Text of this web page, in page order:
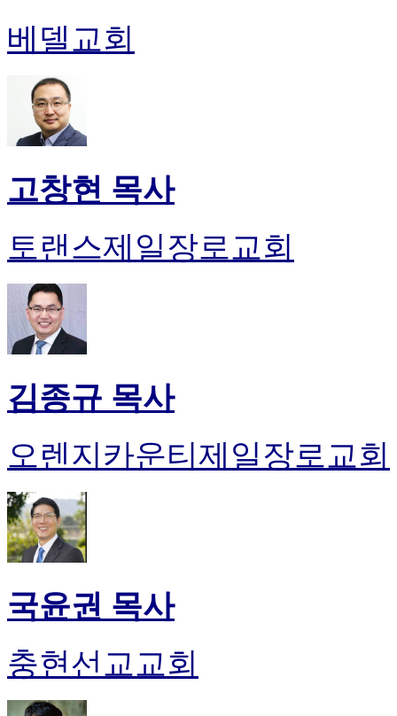
베델교회
고창현 목사
토랜스제일장로교회
김종규 목사
오렌지카운티제일장로교회
국윤권 목사
충현선교교회